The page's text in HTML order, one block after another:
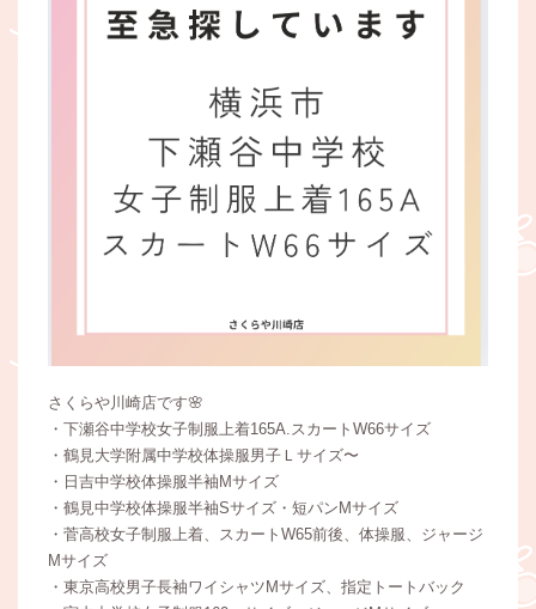
さくらや川崎店です🌸
・下瀬谷中学校女子制服上着165A.スカートW66サイズ
・鶴見大学附属中学校体操服男子Ｌサイズ〜
・日吉中学校体操服半袖Mサイズ
・鶴見中学校体操服半袖Sサイズ・短パンMサイズ
・菅高校女子制服上着、スカートW65前後、体操服、ジャージ
Mサイズ
・東京高校男子長袖ワイシャツMサイズ、指定トートバック